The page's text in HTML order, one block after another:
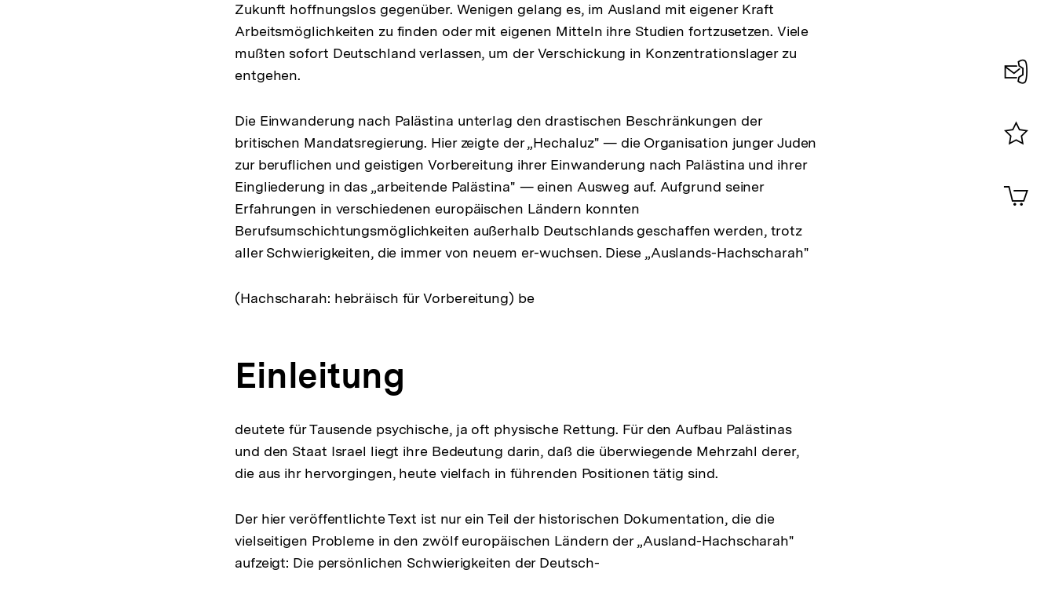
Zukunft hoffnungslos gegenüber. Wenigen gelang es, im Ausland mit eigener Kraft
Arbeitsmöglichkeiten zu finden oder mit eigenen Mitteln ihre Studien fortzusetzen. Viele
mußten sofort Deutschland verlassen, um der Verschickung in Konzentrationslager zu
entgehen.
Die Einwanderung nach Palästina unterlag den drastischen Beschränkungen der
britischen Mandatsregierung. Hier zeigte der „Hechaluz" — die Organisation junger Juden
zur beruflichen und geistigen Vorbereitung ihrer Einwanderung nach Palästina und ihrer
Eingliederung in das „arbeitende Palästina" — einen Ausweg auf. Aufgrund seiner
Erfahrungen in verschiedenen europäischen Ländern konnten
Berufsumschichtungsmöglichkeiten außerhalb Deutschlands geschaffen werden, trotz
aller Schwierigkeiten, die immer von neuem er-wuchsen. Diese „Auslands-Hachscharah"
(Hachscharah: hebräisch für Vorbereitung) be
Einleitung
deutete für Tausende psychische, ja oft physische Rettung. Für den Aufbau Palästinas
und den Staat Israel liegt ihre Bedeutung darin, daß die überwiegende Mehrzahl derer,
die aus ihr hervorgingen, heute vielfach in führenden Positionen tätig sind.
Der hier veröffentlichte Text ist nur ein Teil der historischen Dokumentation, die die
vielseitigen Probleme in den zwölf europäischen Ländern der „Ausland-Hachscharah"
aufzeigt: Die persönlichen Schwierigkeiten der Deutsch-